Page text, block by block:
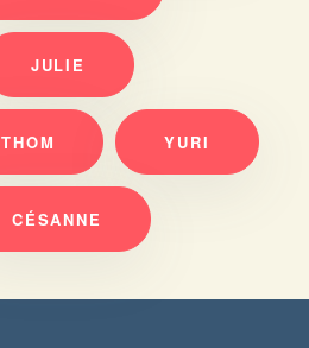
JULIE
THOM YURI
CÉSANNE